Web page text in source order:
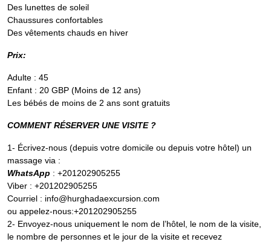
Des lunettes de soleil
Chaussures confortables
Des vêtements chauds en hiver
Prix:
Adulte : 45
Enfant : 20 GBP (Moins de 12 ans)
Les bébés de moins de 2 ans sont gratuits
COMMENT RÉSERVER UNE VISITE ?
1- Écrivez-nous (depuis votre domicile ou depuis votre hôtel) un
massage via :
WhatsApp : +201202905255
Viber : +201202905255
Courriel : info@hurghadaexcursion.com
ou appelez-nous:+201202905255
2- Envoyez-nous uniquement le nom de l’hôtel, le nom de la visite,
le nombre de personnes et le jour de la visite et recevez